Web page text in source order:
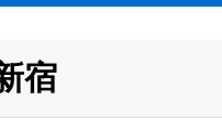
宿